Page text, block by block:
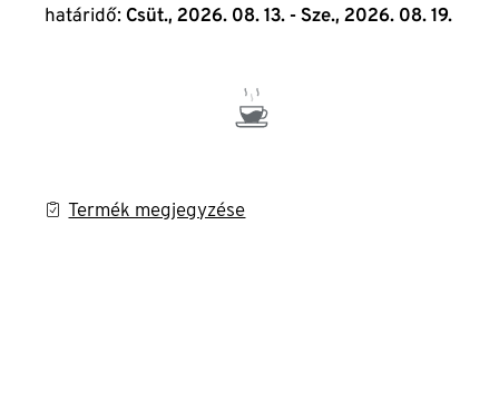
határidő: Csüt., 2026. 08. 13. - Sze., 2026. 08. 19.
Termék megjegyzése